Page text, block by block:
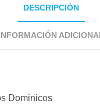
DESCRIPCIÓN
Dominicos